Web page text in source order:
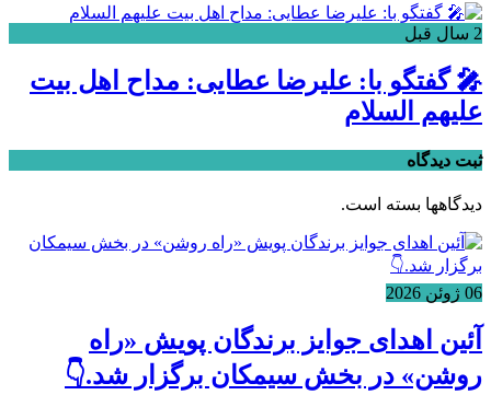
2 سال قبل
🎤 گفتگو با: عليرضا عطایی: مداح اهل‌ بیت
علیهم‌ السلام
ثبت دیدگاه
دیدگاهها بسته است.
06 ژوئن 2026
آئین اهدای جوایز برندگان پویش «راه
روشن» در بخش سیمکان برگزار شد.👇